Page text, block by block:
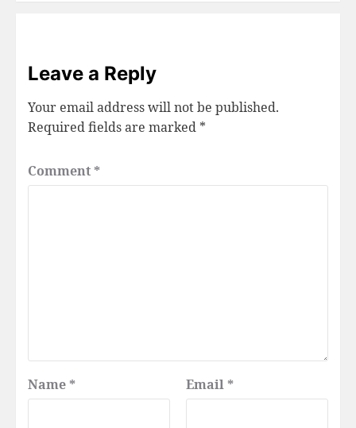
Leave a Reply
Your email address will not be published.
Required fields are marked *
Comment *
Name * Email *